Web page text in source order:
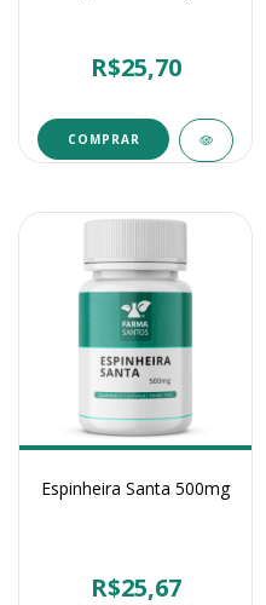
R$25,70
COMPRAR
Espinheira Santa 500mg
R$25,67